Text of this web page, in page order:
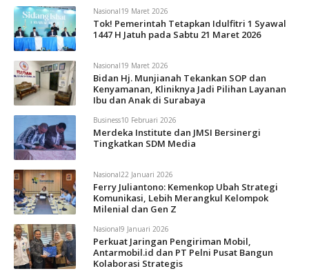
Nasional19 Maret 2026
Tok! Pemerintah Tetapkan Idulfitri 1 Syawal
1447 H Jatuh pada Sabtu 21 Maret 2026
Nasional19 Maret 2026
Bidan Hj. Munjianah Tekankan SOP dan
Kenyamanan, Kliniknya Jadi Pilihan Layanan
Ibu dan Anak di Surabaya
Business10 Februari 2026
Merdeka Institute dan JMSI Bersinergi
Tingkatkan SDM Media
Nasional22 Januari 2026
Ferry Juliantono: Kemenkop Ubah Strategi
Komunikasi, Lebih Merangkul Kelompok
Milenial dan Gen Z
Nasional9 Januari 2026
Perkuat Jaringan Pengiriman Mobil,
Antarmobil.id dan PT Pelni Pusat Bangun
Kolaborasi Strategis